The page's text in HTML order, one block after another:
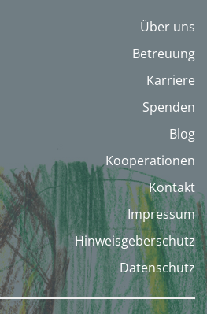
Über uns
Betreuung
Karriere
Spenden
Blog
Kooperationen
Kontakt
Impressum
Hinweisgeberschutz
Datenschutz